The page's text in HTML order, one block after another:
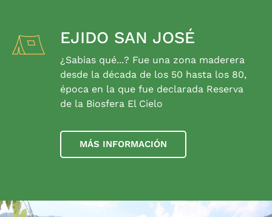
EJIDO SAN JOSÉ
¿Sabias qué...? Fue una zona maderera
desde la década de los 50 hasta los 80,
época en la que fue declarada Reserva
de la Biosfera El Cielo
MÁS INFORMACIÓN